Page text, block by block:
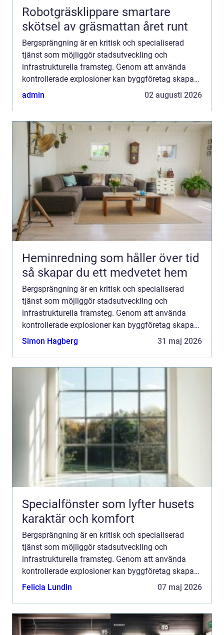
Robotgräsklippare smartare
skötsel av gräsmattan året runt
Bergsprängning är en kritisk och specialiserad
tjänst som möjliggör stadsutveckling och
infrastrukturella framsteg. Genom att använda
kontrollerade explosioner kan byggföretag skapa
utrymme för allt från ...
admin 02 augusti 2026
Heminredning som håller över tid
så skapar du ett medvetet hem
Bergsprängning är en kritisk och specialiserad
tjänst som möjliggör stadsutveckling och
infrastrukturella framsteg. Genom att använda
kontrollerade explosioner kan byggföretag skapa
utrymme för allt från ...
Simon Hagberg 31 maj 2026
Specialfönster som lyfter husets
karaktär och komfort
Bergsprängning är en kritisk och specialiserad
tjänst som möjliggör stadsutveckling och
infrastrukturella framsteg. Genom att använda
kontrollerade explosioner kan byggföretag skapa
utrymme för allt från ...
Felicia Lundin 07 maj 2026